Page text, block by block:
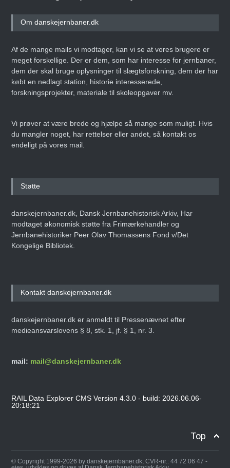
Om danskejernbaner.dk
Af de mange mails vi modtager, kan vi se at vores brugere er
meget forskellige. Der er dem, som har interesse for jernbaner,
dem der skal bruge oplysninger til slægtsforskning, dem der har
købt en nedlagt station, historie interesserede,
forskningsprojekter, materiale til skoleopgaver mv.
Vi prøver at være brede og hjælpe så mange som muligt. Hvis
du mangler noget, har rettelser eller andet, så kontakt os
endeligt på vores mail.
Støtte
danskejernbaner.dk, Dansk Jernbanehistorisk Arkiv, Har
modtaget økonomisk støtte fra Frimærkehandler og
Jernbanehistoriker Peer Olav Thomassens Fond v/Det
Kongelige Bibliotek.
Kontakt danskejernbaner.dk
danskejernbaner.dk er anmeldt til Pressenævnet efter
medieansvarslovens § 8, stk. 1, jf. § 1, nr. 3.
mail: mail@danskejernbaner.dk
RAIL Data Explorer CMS Version 4.3.0 - build: 2026.06.06-
20:18:21
Top
© Copyright 1999-2026 by danskejernbaner.dk, CVR-nr.: 44 72 06 47 -